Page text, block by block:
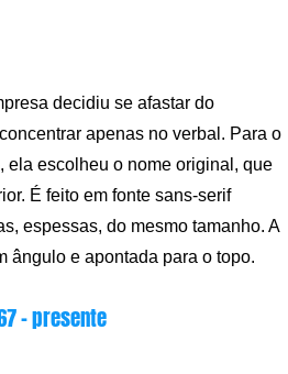
decidiu se afastar do
apenas no verbal. Para o
ela escolheu o nome original, que
É feito em fonte sans-serif
espessas, do mesmo tamanho. A
ângulo e apontada para o topo.
– presente